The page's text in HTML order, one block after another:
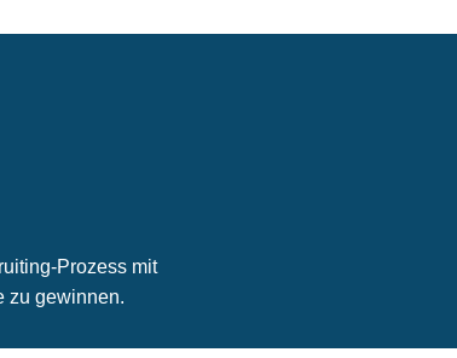
Prozess mit
zu gewinnen.